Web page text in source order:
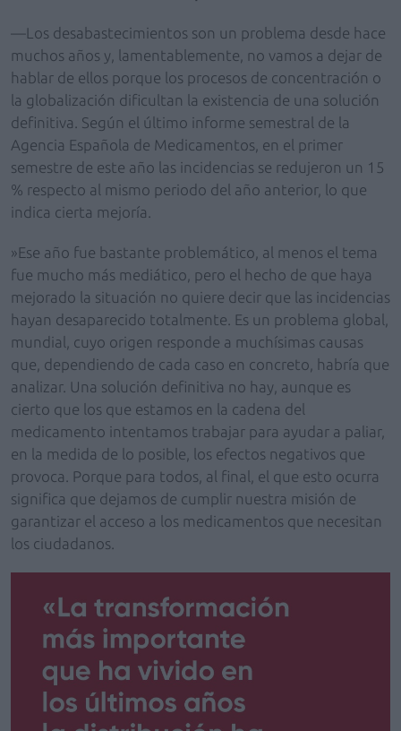
—Los desabastecimientos son un problema desde hace
muchos años y, lamentablemente, no vamos a dejar de
hablar de ellos porque los procesos de concentración o
la globalización dificultan la existencia de una solución
definitiva. Según el último informe semestral de la
Agencia Española de Medicamentos, en el primer
semestre de este año las incidencias se redujeron un 15
% respecto al mismo periodo del año anterior, lo que
indica cierta mejoría.
»Ese año fue bastante problemático, al menos el tema
fue mucho más mediático, pero el hecho de que haya
mejorado la situación no quiere decir que las incidencias
hayan desaparecido totalmente. Es un problema global,
mundial, cuyo origen responde a muchísimas causas
que, dependiendo de cada caso en concreto, habría que
analizar. Una solución definitiva no hay, aunque es
cierto que los que estamos en la cadena del
medicamento intentamos trabajar para ayudar a paliar,
en la medida de lo posible, los efectos negativos que
provoca. Porque para todos, al final, el que esto ocurra
significa que dejamos de cumplir nuestra misión de
garantizar el acceso a los medicamentos que necesitan
los ciudadanos.